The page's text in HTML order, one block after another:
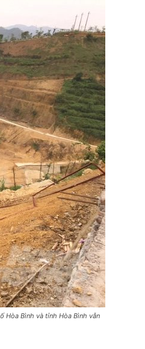
Hòa Bình và tỉnh Hòa Bình vẫn